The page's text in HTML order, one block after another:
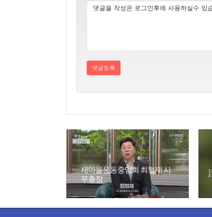
새마을운동중앙회 최형재 사
무총장